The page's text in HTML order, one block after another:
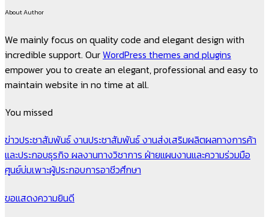
About Author
We mainly focus on quality code and elegant design with
incredible support. OurWordPress themes and plugins
empower you to create an elegant, professional and easy to
maintain website in no time at all.
You missed
ข่าวประชาสัมพันธ์งานประชาสัมพันธ์งานส่งเสริมผลิตผลทางการค้า
และประกอบธุรกิจ ผลงานทางวิชาการ ฝ่ายแผนงานและความร่วมมือ
ศูนย์บ่มเพาะผู้ประกอบการอาชีวศึกษา
ขอแสดงความยินดี